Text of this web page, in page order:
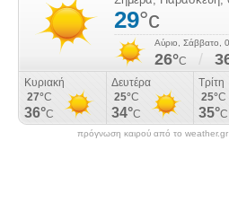
πρόγνωση καιρού από το weather.gr